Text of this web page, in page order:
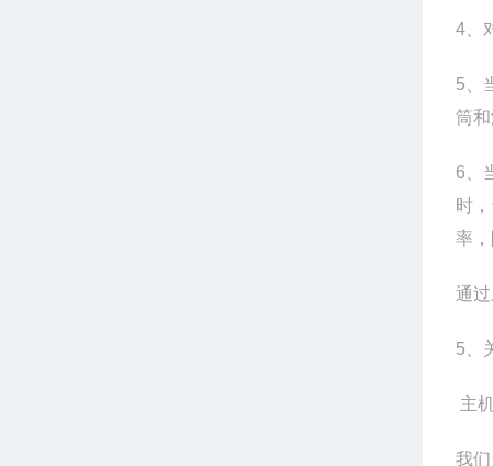
4、
5、
筒
6、
时
率
通
5、
主
我